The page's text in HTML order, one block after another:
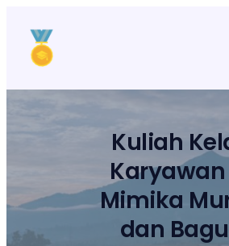
konten
Kuliah
Mimika
dan